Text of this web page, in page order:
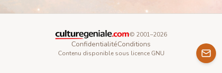
© 2001–2026
ConfidentialitéConditions
Contenu disponible sous licence GNU